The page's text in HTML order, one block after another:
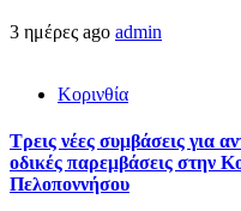
3 ημέρες ago admin
Κορινθία
Τρεις νέες συμβάσεις για
οδικές παρεμβάσεις στην
Πελοποννήσου